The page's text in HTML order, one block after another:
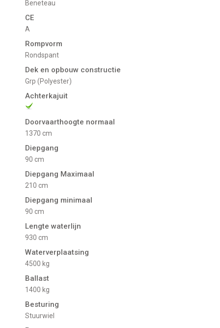
Beneteau
CE
A
Rompvorm
Rondspant
Dek en opbouw constructie
Grp (Polyester)
Achterkajuit
Doorvaarthoogte normaal
1370 cm
Diepgang
90 cm
Diepgang Maximaal
210 cm
Diepgang minimaal
90 cm
Lengte waterlijn
930 cm
Waterverplaatsing
4500 kg
Ballast
1400 kg
Besturing
Stuurwiel